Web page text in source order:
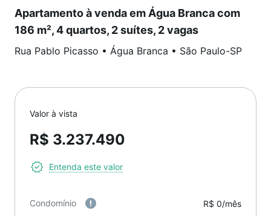
Apartamento à venda em Água Branca com
186 m², 4 quartos, 2 suítes, 2 vagas
Rua Pablo Picasso • Água Branca • São Paulo-SP
Valor à vista
R$ 3.237.490
Entenda este valor
Condomínio R$ 0/mês